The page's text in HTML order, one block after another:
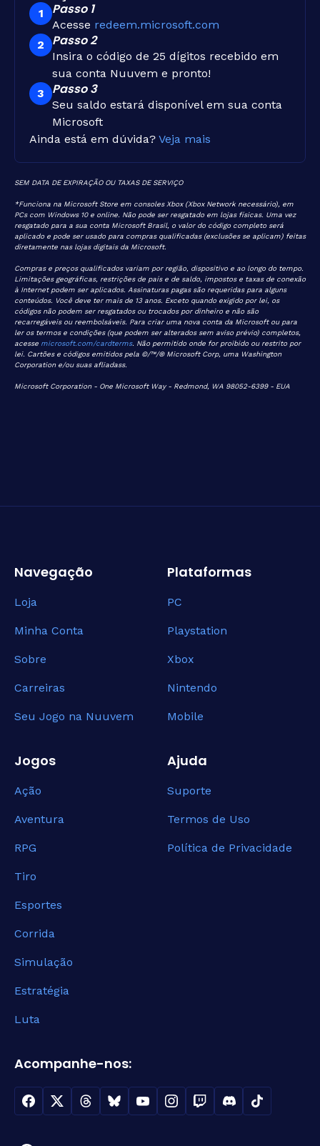
1 Passo 1
Acesse redeem.microsoft.com
2
Passo 2
Insira o código de 25 dígitos recebido em
sua conta Nuuvem e pronto!
3
Passo 3
Seu saldo estará disponível em sua conta
Microsoft
Ainda está em dúvida? Veja mais
SEM DATA DE EXPIRAÇÃO OU TAXAS DE SERVIÇO
*Funciona na Microsoft Store em consoles Xbox (Xbox Network necessário), em
PCs com Windows 10 e online. Não pode ser resgatado em lojas físicas. Uma vez
resgatado para a sua conta Microsoft Brasil, o valor do código completo será
aplicado e pode ser usado para compras qualificadas (exclusões se aplicam) feitas
diretamente nas lojas digitais da Microsoft.
Compras e preços qualificados variam por região, dispositivo e ao longo do tempo.
Limitações geográficas, restrições de país e de saldo, impostos e taxas de conexão
à Internet podem ser aplicados. Assinaturas pagas são requeridas para alguns
conteúdos. Você deve ter mais de 13 anos. Exceto quando exigido por lei, os
códigos não podem ser resgatados ou trocados por dinheiro e não são
recarregáveis ou reembolsáveis. Para criar uma nova conta da Microsoft ou para
ler os termos e condições (que podem ser alterados sem aviso prévio) completos,
acesse microsoft.com/cardterms. Não permitido onde for proibido ou restrito por
lei. Cartões e códigos emitidos pela ©/™/® Microsoft Corp, uma Washington
Corporation e/ou suas afliadass.
Microsoft Corporation - One Microsoft Way - Redmond, WA 98052-6399 - EUA
Acompanhe-nos:
Navegação
Loja
Minha Conta
Sobre
Carreiras
Seu Jogo na Nuuvem
Plataformas
PC
Playstation
Xbox
Nintendo
Mobile
Jogos
Ação
Aventura
RPG
Tiro
Esportes
Corrida
Simulação
Estratégia
Luta
Ajuda
Suporte
Termos de Uso
Política de Privacidade